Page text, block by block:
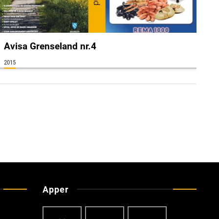
Avisa Grenseland nr.4
2015
Apper